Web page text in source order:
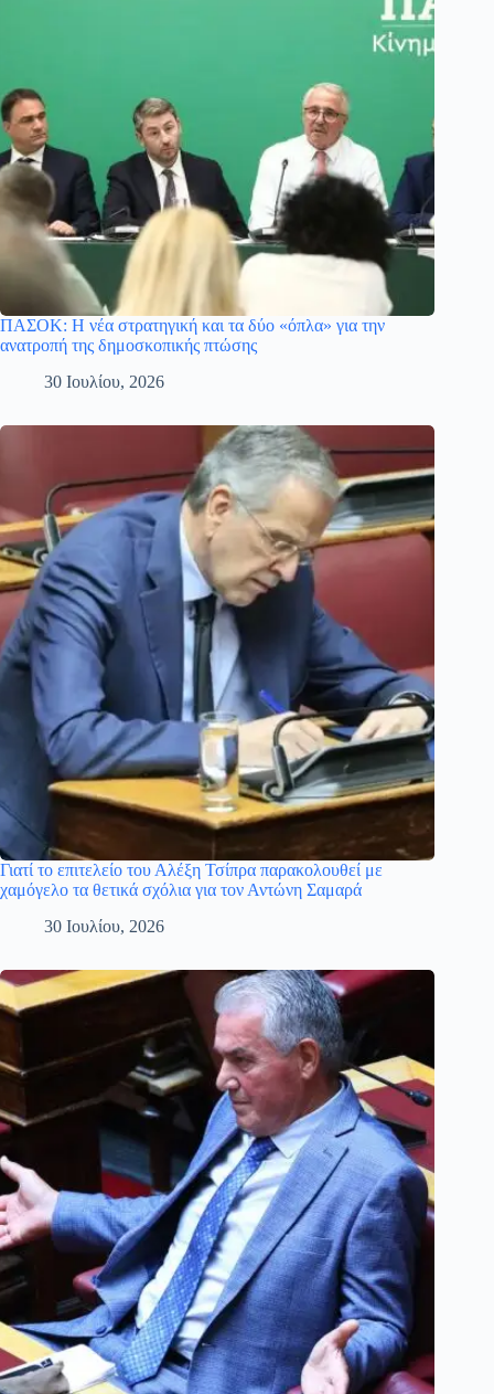
ΠΑΣΟΚ: Η νέα στρατηγική και τα δύο «όπλα» για την
ανατροπή της δημοσκοπικής πτώσης
30 Ιουλίου, 2026
Γιατί το επιτελείο του Αλέξη Τσίπρα παρακολουθεί με
χαμόγελο τα θετικά σχόλια για τον Αντώνη Σαμαρά
30 Ιουλίου, 2026